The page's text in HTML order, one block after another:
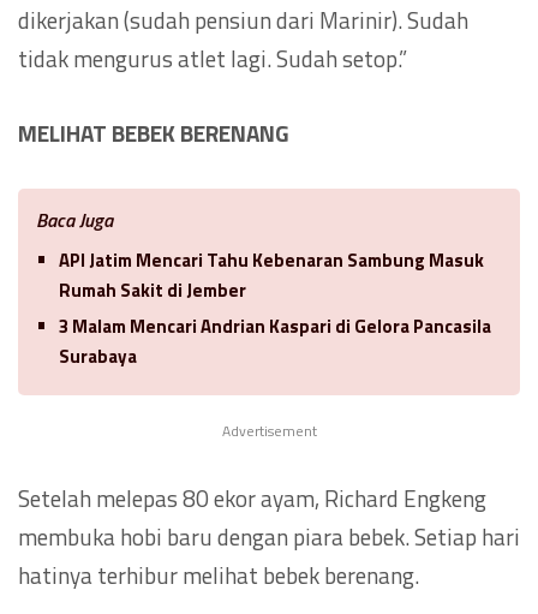
dikerjakan (sudah pensiun dari Marinir). Sudah
tidak mengurus atlet lagi. Sudah setop.”
MELIHAT BEBEK BERENANG
Baca Juga
API Jatim Mencari Tahu Kebenaran Sambung Masuk
Rumah Sakit di Jember
3 Malam Mencari Andrian Kaspari di Gelora Pancasila
Surabaya
Advertisement
Setelah melepas 80 ekor ayam, Richard Engkeng
membuka hobi baru dengan piara bebek. Setiap hari
hatinya terhibur melihat bebek berenang.